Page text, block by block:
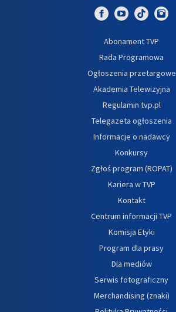
Abonament TVP
Rada Programowa
Ogłoszenia przetargowe
Akademia Telewizyjna
Regulamin tvp.pl
Telegazeta ogłoszenia
Informacje o nadawcy
Konkursy
Zgłoś program (ROPAT)
Kariera w TVP
Kontakt
Centrum informacji TVP
Komisja Etyki
Program dla prasy
Dla mediów
Serwis fotograficzny
Merchandising (znaki)